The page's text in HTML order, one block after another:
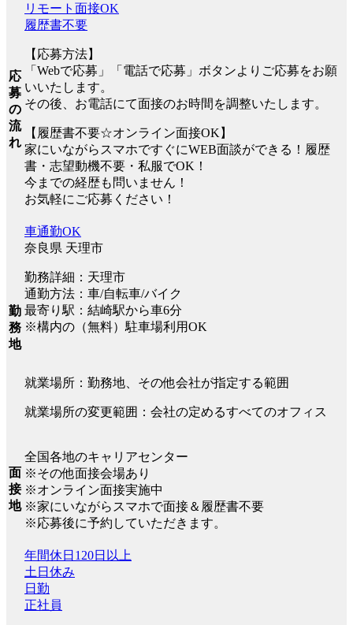
応
募
の
流
れ
リモート面接OK
履歴書不要
【応募方法】
「Webで応募」「電話で応募」ボタンよりご応募をお願
いいたします。
その後、お電話にて面接のお時間を調整いたします。
【履歴書不要☆オンライン面接OK】
家にいながらスマホですぐにWEB面談ができる！履歴
書・志望動機不要・私服でOK！
今までの経歴も問いません！
お気軽にご応募ください！
勤
務
地
車通勤OK
奈良県 天理市
勤務詳細：天理市
通勤方法：車/自転車/バイク
最寄り駅：結崎駅から車6分
※構内の（無料）駐車場利用OK
就業場所：勤務地、その他会社が指定する範囲
就業場所の変更範囲：会社の定めるすべてのオフィス
面
接
地
全国各地のキャリアセンター
※その他面接会場あり
※オンライン面接実施中
※家にいながらスマホで面接＆履歴書不要
※応募後に予約していただきます。
年間休日120日以上
土日休み
日勤
正社員